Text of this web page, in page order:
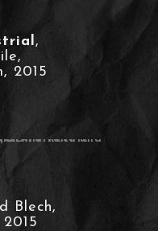
,
2015
Blech,
2015